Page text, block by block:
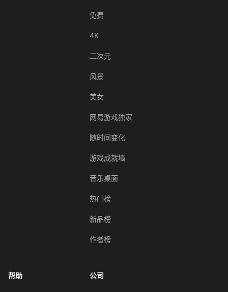
免费
4K
二次元
风景
美女
网易游戏独家
随时间变化
游戏成就墙
音乐桌面
热门榜
新品榜
作者榜
帮助 公司